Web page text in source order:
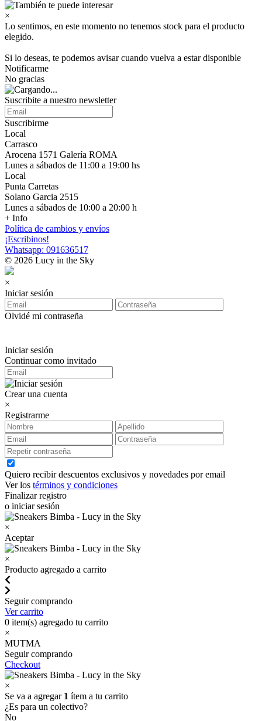
×
Lo sentimos, en este momento no tenemos stock para el producto
elegido.
Si lo deseas, te podemos avisar cuando vuelva a estar disponible
Notificarme
No gracias
Suscribite a nuestro newsletter
Suscribirme
Local
Carrasco
Arocena 1571 Galería ROMA
Lunes a sábados de 11:00 a 19:00 hs
Local
Punta Carretas
Solano Garcia 2515
Lunes a sábados de 10:00 a 20:00 h
+ Info
Política de cambios y envíos
¡Escribinos!
Whatsapp: 091636517
© 2026 Lucy in the Sky
×
Iniciar sesión
Olvidé mi contraseña
Iniciar sesión
Continuar como invitado
Crear una cuenta
×
Registrarme
Quiero recibir descuentos exclusivos y novedades por email
Ver los términos y condiciones
Finalizar registro
o iniciar sesión
×
Aceptar
×
Producto agregado a carrito
Seguir comprando
Ver carrito
0 item(s) agregado tu carrito
×
MUTMA
Seguir comprando
Checkout
×
Se va a agregar 1 ítem a tu carrito
¿Es para un colectivo?
No